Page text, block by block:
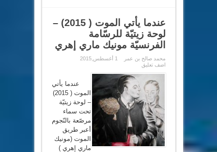
عندما يأتي الموت ( 2015) –
لوحة زيتيّة للرسّامة
الفرنسيّة مونيك ماري إهري
محمد صالح بن عمر
1 أغسطس,2015
اضف تعليق
عندما يأتي
الموت ( 2015)
– لوحة زيتيّة
تحت سماء
مرصّعة بالنّجوم
أعبر طريق
الموت (مونيك
ماري إهري )